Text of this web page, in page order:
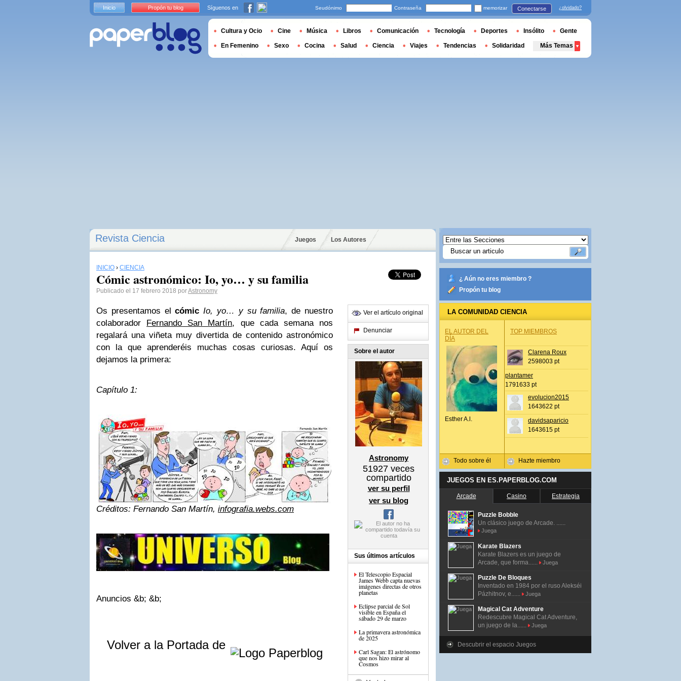
Revista Ciencia Juegos Los Autores
INICIO › CIENCIA
Cómic astronómico: Io, yo… y su familia
Publicado el 17 febrero 2018 porAstronomy
Os presentamos elcómic Io, yo… y su familia, de nuestro
colaborador Fernando San Martín, que cada semana nos
regalará una viñeta muy divertida de contenido astronómico
con la que aprenderéis muchas cosas curiosas. Aquí os
dejamos la primera:
Capítulo 1:
Créditos: Fernando San Martín, infografia.webs.com
Anuncios &b; &b;
Volver a la Portada de
Ver el artículo original
Denunciar
Sobre el autor
Astronomy
51927 veces
compartido
ver su perfil
ver su blog
Sus últimos artículos
El Telescopio Espacial
James Webb capta nuevas
imágenes directas de otros
planetas
Eclipse parcial de Sol
visible en España el
sábado 29 de marzo
La primavera astronómica
de 2025
Carl Sagan: El astrónomo
que nos hizo mirar al
Cosmos
¿ Aún no eres miembro ?
Propón tu blog
LA COMUNIDAD CIENCIA
EL AUTOR DEL
DÍA
Esther A.l.
Todo sobre él
TOP MIEMBROS
Clarena Roux
2598003 pt
plantamer
1791633 pt
evolucion2015
1643622 pt
davidsaparicio
1643615 pt
Hazte miembro
JUEGOS EN ES.PAPERBLOG.COM
Arcade Casino Estrategia
Puzzle Bobble
Un clásico juego de Arcade. ......
Juega
Karate Blazers
Karate Blazers es un juego de
Arcade, que forma......
Juega
Puzzle De Bloques
Inventado en 1984 por el ruso Alekséi
Pázhitnov, e......
Juega
Magical Cat Adventure
Redescubre Magical Cat Adventure,
un juego de la......
Juega
Descubrir el espacio Juegos
Inicio Propón tu blog Síguenos en Seudónimo Contraseña memorizar Conectarse ¿olvidado?
Cultura y Ocio Cine Música Libros Comunicación Tecnología Deportes Insólito Gente
En Femenino Sexo Cocina Salud Ciencia Viajes Tendencias Solidaridad Más Temas